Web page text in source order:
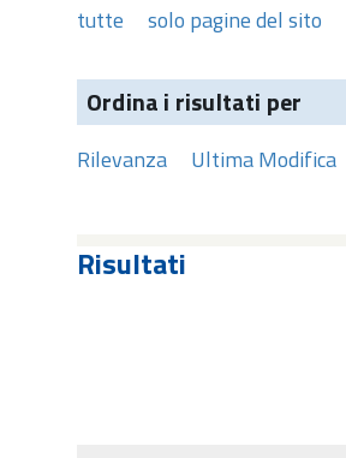
tutte solo pagine del sito
Ordina i risultati per
Rilevanza Ultima Modifica
Risultati